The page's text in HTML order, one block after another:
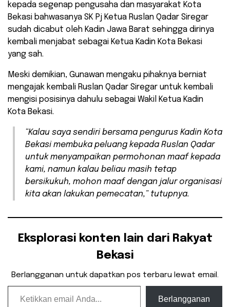
kepada segenap pengusaha dan masyarakat Kota
Bekasi bahwasanya SK Pj Ketua Ruslan Qadar Siregar
sudah dicabut oleh Kadin Jawa Barat sehingga dirinya
kembali menjabat sebagai Ketua Kadin Kota Bekasi
yang sah.
Meski demikian, Gunawan mengaku pihaknya berniat
mengajak kembali Ruslan Qadar Siregar untuk kembali
mengisi posisinya dahulu sebagai Wakil Ketua Kadin
Kota Bekasi.
“Kalau saya sendiri bersama pengurus Kadin Kota
Bekasi membuka peluang kepada Ruslan Qadar
untuk menyampaikan permohonan maaf kepada
kami, namun kalau beliau masih tetap
bersikukuh, mohon maaf dengan jalur organisasi
kita akan lakukan pemecatan,” tutupnya.
Eksplorasi konten lain dari Rakyat
Bekasi
Berlangganan untuk dapatkan pos terbaru lewat email.
Ketikkan email Anda...
Berlangganan